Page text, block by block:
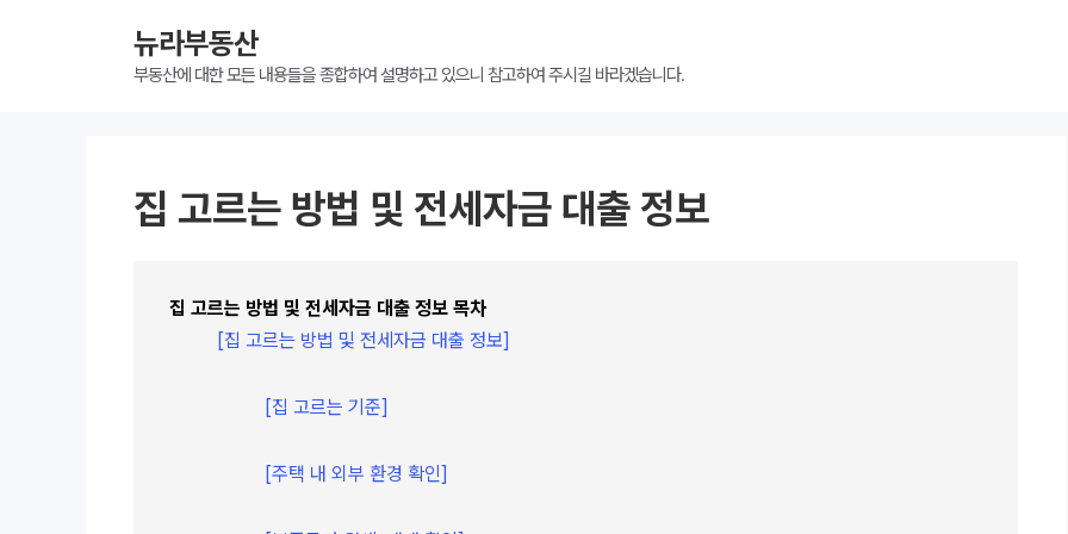
뉴라부동산
부동산에 대한 모든 내용들을 종합하여 설명하고 있으니 참고하여 주시길 바라겠습니다.
집 고르는 방법 및 전세자금 대출 정보
집 고르는 방법 및 전세자금 대출 정보 목차
[집 고르는 방법 및 전세자금 대출 정보]
[집 고르는 기준]
[주택 내 외부 환경 확인]